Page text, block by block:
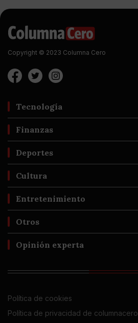
Copyright © 2023 Columna Cero
Tecnología
Finanzas
Deportes
Cultura
Entretenimiento
Otros
Opinión experta
Política de cookies
Política de privacidad de columnacero